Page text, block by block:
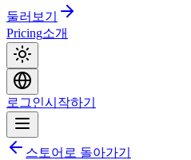
둘러보기
Pricing소개
로그인시작하기
스토어로 돌아가기